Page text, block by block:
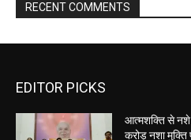
RECENT COMMENTS
EDITOR PICKS
आत्मशक्ति से नशे
करोड़ नशा मुक्ति